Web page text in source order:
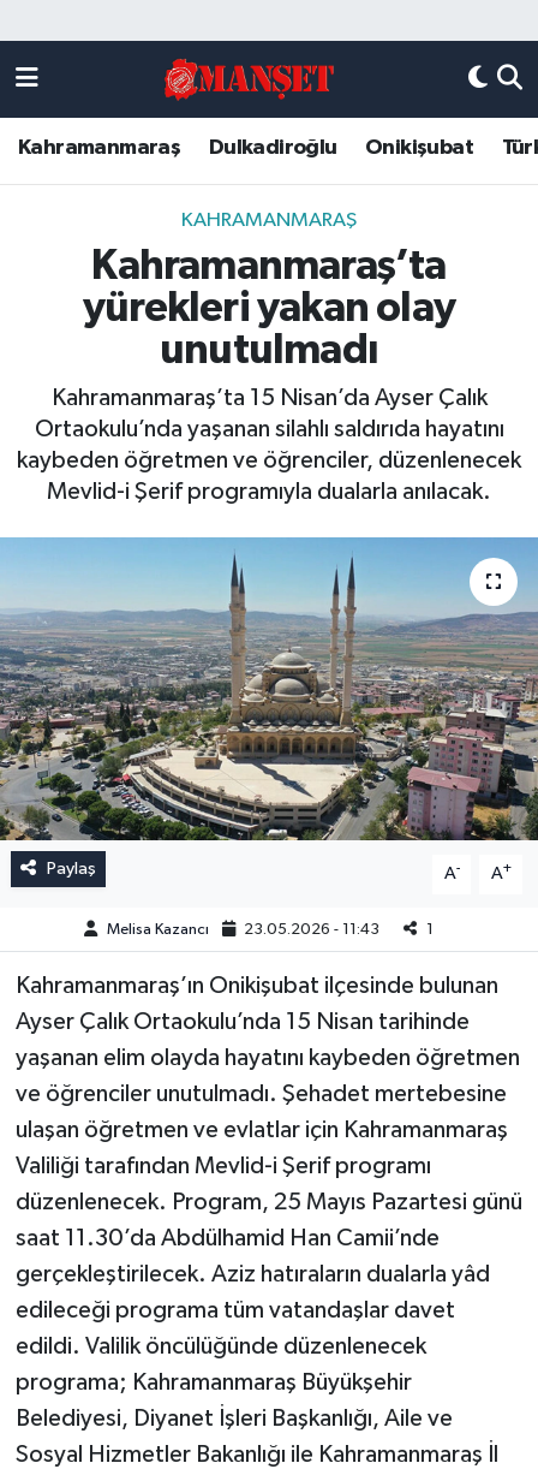
Kahramanmaraş Dulkadiroğlu Onikişubat
KAHRAMANMARAŞ
Kahramanmaraş’ta
yürekleri yakan olay
unutulmadı
Kahramanmaraş’ta 15 Nisan’da Ayser Çalık
Ortaokulu’nda yaşanan silahlı saldırıda hayatını
kaybeden öğretmen ve öğrenciler, düzenlenecek
Mevlid-i Şerif programıyla dualarla anılacak.
Paylaş A- A+
Melisa Kazancı 23.05.2026 - 11:43 1
Kahramanmaraş’ın Onikişubat ilçesinde bulunan
Ayser Çalık Ortaokulu’nda 15 Nisan tarihinde
yaşanan elim olayda hayatını kaybeden öğretmen
ve öğrenciler unutulmadı. Şehadet mertebesine
ulaşan öğretmen ve evlatlar için Kahramanmaraş
Valiliği tarafından Mevlid-i Şerif programı
düzenlenecek. Program, 25 Mayıs Pazartesi günü
saat 11.30’da Abdülhamid Han Camii’nde
gerçekleştirilecek. Aziz hatıraların dualarla yâd
edileceği programa tüm vatandaşlar davet
edildi. Valilik öncülüğünde düzenlenecek
programa; Kahramanmaraş Büyükşehir
Belediyesi, Diyanet İşleri Başkanlığı, Aile ve
Sosyal Hizmetler Bakanlığı ile Kahramanmaraş İl
DULKADİROĞLU
KAHRAMANMARAŞ
ONİKİŞUBAT
Künye
Kahramanmaraş Nöbetçi Eczaneler
Kahramanmaraş Hava Durumu
Kahramanmaraş Trafik Yoğunluk Haritası
Süper Lig Puan Durumu ve Fikstür
Son Dakika Haberleri
Haber Arşivi